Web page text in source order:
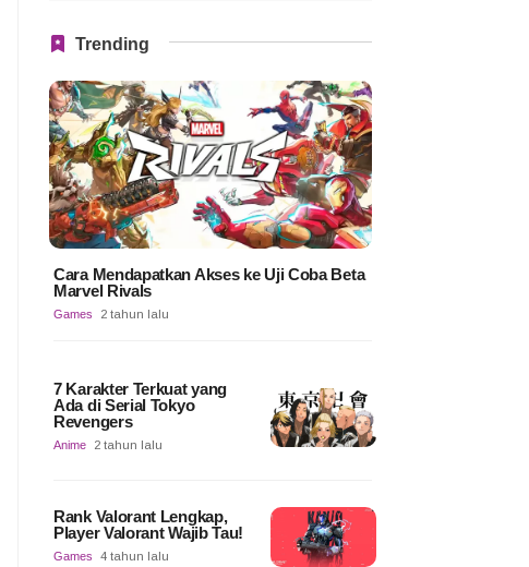
Trending
Cara Mendapatkan Akses ke Uji Coba Beta
Marvel Rivals
Games 2 tahun lalu
7 Karakter Terkuat yang
Ada di Serial Tokyo
Revengers
Anime 2 tahun lalu
Rank Valorant Lengkap,
Player Valorant Wajib Tau!
Games 4 tahun lalu